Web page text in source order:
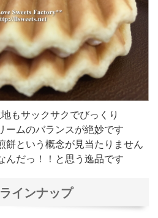
もサックサクでびっくり
ームのバランスが絶妙です
餅という概念が見当たりません
んだっ！！と思う逸品です
インナップ